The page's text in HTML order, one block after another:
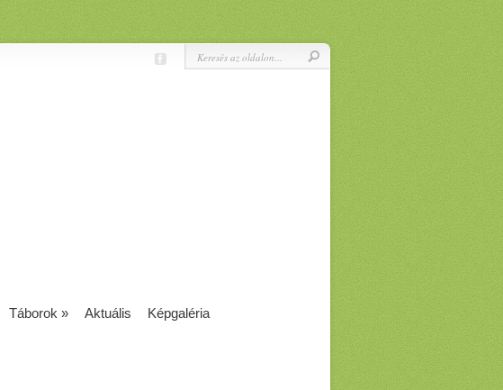
Táborok » Aktuális
Képgaléria